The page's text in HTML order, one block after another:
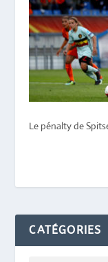
Le pénalty de
CATÉGORIES